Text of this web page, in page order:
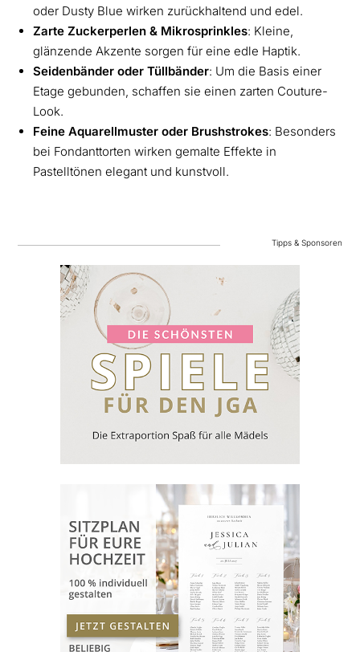
oder Dusty Blue wirken zurückhaltend und edel.
Zarte Zuckerperlen & Mikrosprinkles: Kleine,
glänzende Akzente sorgen für eine edle Haptik.
Seidenbänder oder Tüllbänder: Um die Basis einer
Etage gebunden, schaffen sie einen zarten Couture-
Look.
Feine Aquarellmuster oder Brushstrokes: Besonders
bei Fondanttorten wirken gemalte Effekte in
Pastelltönen elegant und kunstvoll.
Tipps & Sponsoren